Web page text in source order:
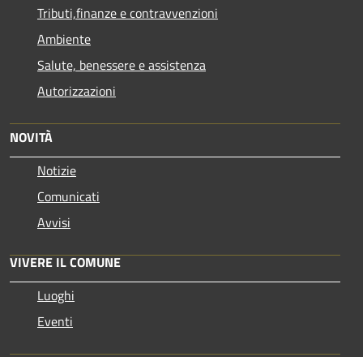
Tributi,finanze e contravvenzioni
Ambiente
Salute, benessere e assistenza
Autorizzazioni
NOVITÀ
Notizie
Comunicati
Avvisi
VIVERE IL COMUNE
Luoghi
Eventi